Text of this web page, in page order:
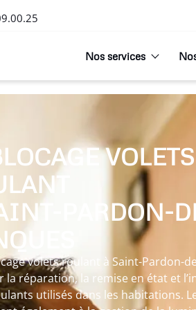
Nos services
VOLETS
PARDON-
volets roulant à Saint-Pardon-
la réparation, la remise en état et
utilisés dans les habitations.